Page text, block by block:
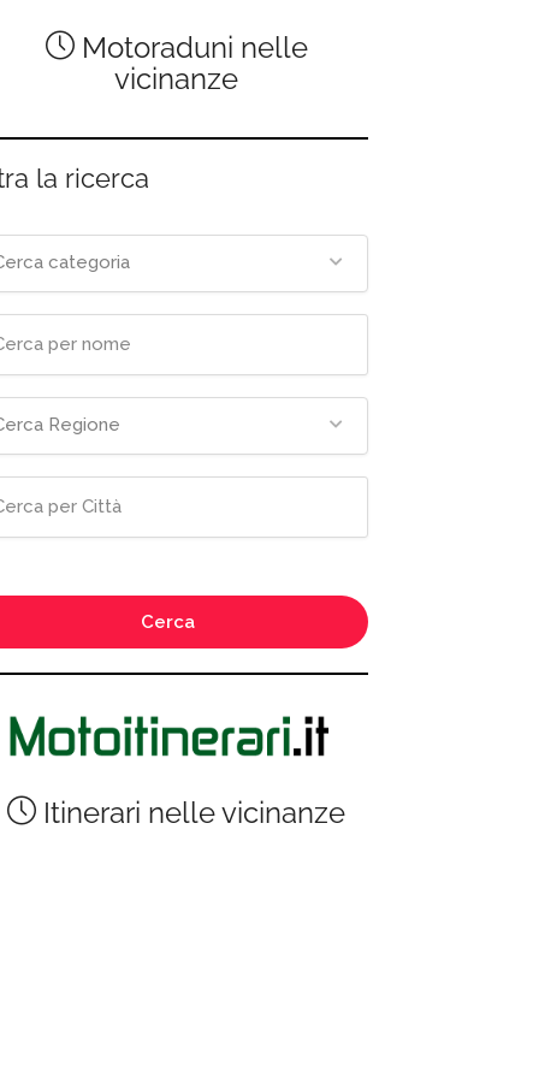
Motoraduni nelle
vicinanze
la ricerca
categoria
Regione
Cerca
Itinerari nelle vicinanze